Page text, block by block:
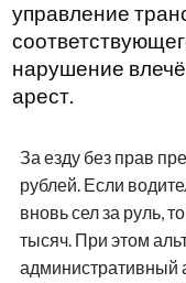
управление
нарушение
арест.
За езду без прав
рублей. Если
вновь сел за руль,
тысяч. При этом
административный